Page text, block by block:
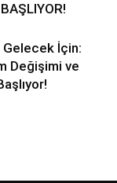
Gelecek İçin:
Değişimi ve